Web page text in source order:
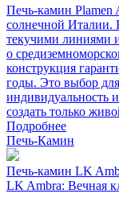
Печь-камин Plamen
солнечной Италии.
текучими линиями
о
конструкция
годы. Это выбор
индивидуальность
создать только
Подробнее
Печь-Камин
Печь-камин LK
LK Ambra: Вечная